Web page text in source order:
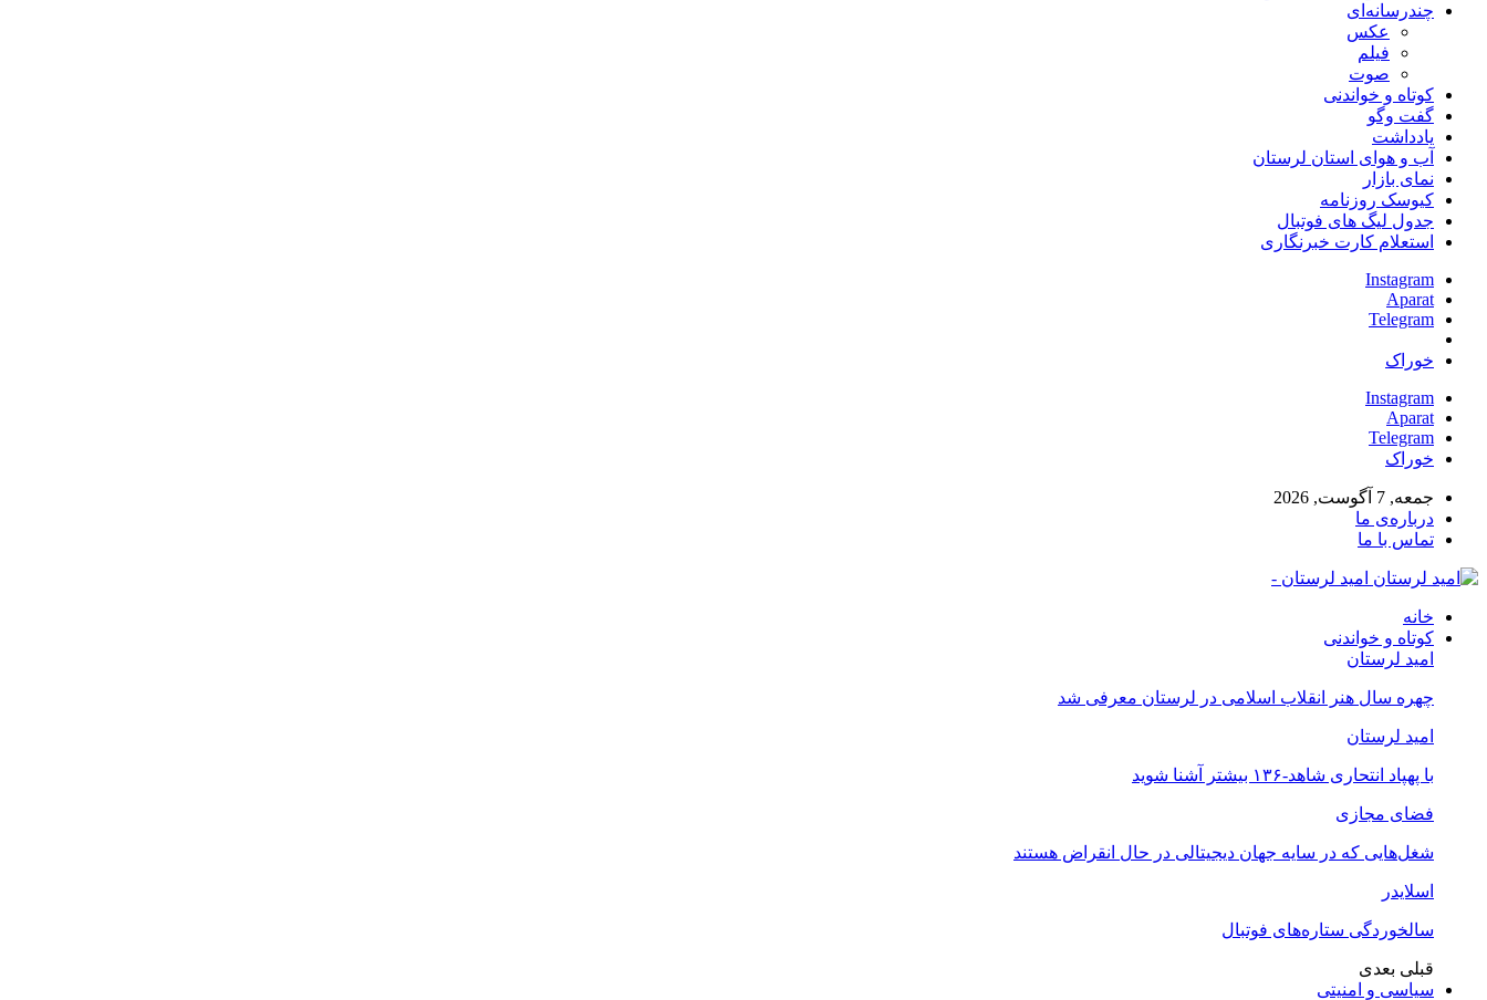
چندرسانه‌ای
عكس
فیلم
صوت
کوتاه و خواندنی
گفت وگو
یادداشت
آب و هوای استان لرستان
نمای بازار
کیوسک روزنامه
جدول لیگ های فوتبال
استعلام کارت خبرنگاری
Instagram
Aparat
Telegram
خوراک
Instagram
Aparat
Telegram
خوراک
جمعه, 7 آگوست, 2026
درباره‌ی ما
تماس با ما
امید لرستان -
خانه
کوتاه و خواندنی
امید لرستان
چهره سال هنر انقلاب اسلامی در لرستان معرفی شد
امید لرستان
با پهپاد انتحاری شاهد-۱۳۶ بیشتر آشنا شوید
فضای مجازی
شغل‌‌هایی که در سایه جهان دیجیتالی در حال انقراض هستند
اسلایدر
سالخوردگی ستاره‌های فوتبال
قبلی بعدی
سیاسی و امنیتی